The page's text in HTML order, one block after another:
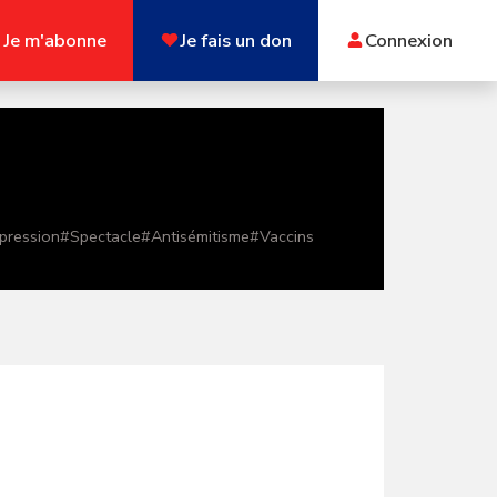
Je m'abonne Je fais un don Connexion
#Spectacle#Antisémitisme#Vaccins